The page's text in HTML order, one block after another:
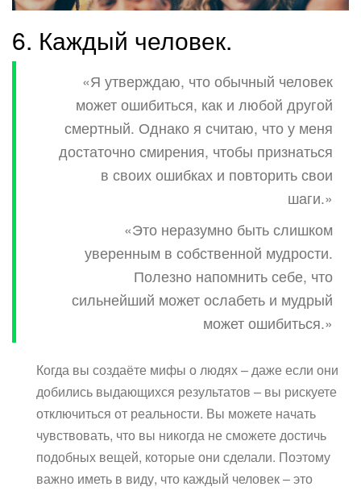
6. Каждый человек.
«Я утверждаю, что обычный человек
может ошибиться, как и любой другой
смертный. Однако я считаю, что у меня
достаточно смирения, чтобы признаться
в своих ошибках и повторить свои
шаги.»
«Это неразумно быть слишком
уверенным в собственной мудрости.
Полезно напомнить себе, что
сильнейший может ослабеть и мудрый
может ошибиться.»
Когда вы создаёте мифы о людях – даже если они
добились выдающихся результатов – вы рискуете
отключиться от реальности. Вы можете начать
чувствовать, что вы никогда не сможете достичь
подобных вещей, которые они сделали. Поэтому
важно иметь в виду, что каждый человек – это